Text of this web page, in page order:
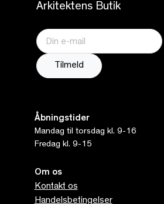
Arkitektens Butik
Åbningstider
Mandag til torsdag kl. 9-16
Fredag kl. 9-15
Om os
Kontakt os
Handelsbetingelser